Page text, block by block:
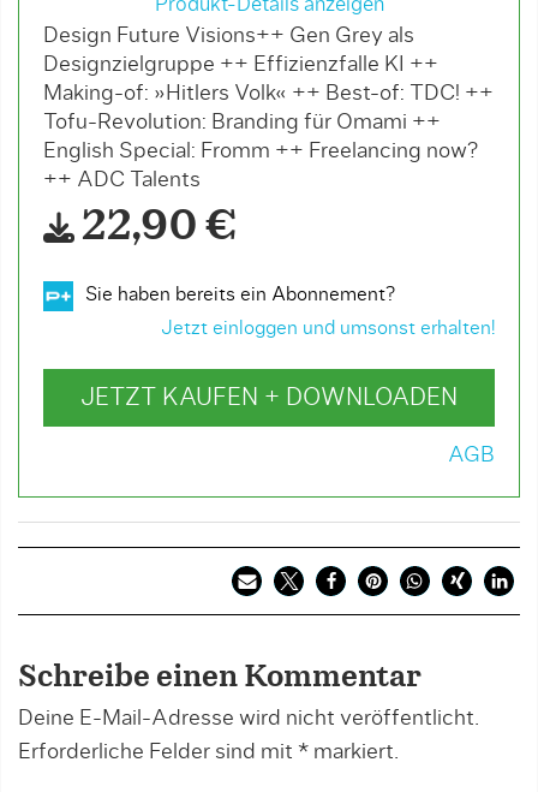
Produkt-Details anzeigen
Design Future Visions++ Gen Grey als
Designzielgruppe ++ Effizienzfalle KI ++
Making-of: »Hitlers Volk« ++ Best-of: TDC! ++
Tofu-Revolution: Branding für Omami ++
English Special: Fromm ++ Freelancing now?
++ ADC Talents
22,90 €
Sie haben bereits ein Abonnement?
Jetzt einloggen und umsonst erhalten!
JETZT KAUFEN + DOWNLOADEN
AGB
Schreibe einen Kommentar
Deine E-Mail-Adresse wird nicht veröffentlicht.
Erforderliche Felder sind mit * markiert.